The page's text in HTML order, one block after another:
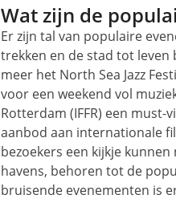
Wat zijn de
Er zijn tal van populaire
trekken en de stad tot leven
meer het North Sea Jazz
voor een weekend vol
Rotterdam (IFFR) een
aanbod aan internationale
bezoekers een kijkje
havens, behoren tot de
bruisende evenementen is